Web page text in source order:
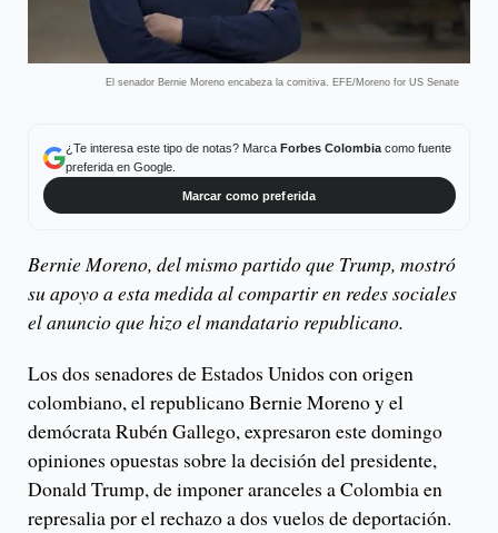
El senador Bernie Moreno encabeza la comitiva. EFE/Moreno for US Senate
¿Te interesa este tipo de notas? Marca Forbes Colombiacomo fuente
preferida en Google.
Marcar como preferida
Bernie Moreno, del mismo partido que Trump, mostró
su apoyo a esta medida al compartir en redes sociales
el anuncio que hizo el mandatario republicano.
Los dos senadores de Estados Unidos con origen
colombiano, el republicano Bernie Moreno y el
demócrata Rubén Gallego, expresaron este domingo
opiniones opuestas sobre la decisión del presidente,
Donald Trump, de imponer aranceles a Colombia en
represalia por el rechazo a dos vuelos de deportación.